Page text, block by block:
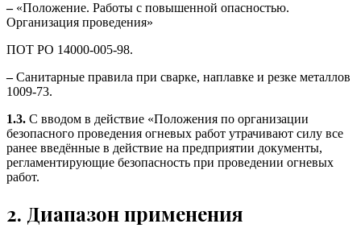
– «Положение. Работы с повышенной опасностью.
Организация проведения»
ПОТ РО 14000-005-98.
–Санитарные правила при сварке, наплавке и резке металлов
1009-73.
1.3. С вводом в действие «Положения по организации
безопасного проведения огневых работ утрачивают силу все
ранее введённые в действие на предприятии документы,
регламентирующие безопасность при проведении огневых
работ.
2. Диапазон применения